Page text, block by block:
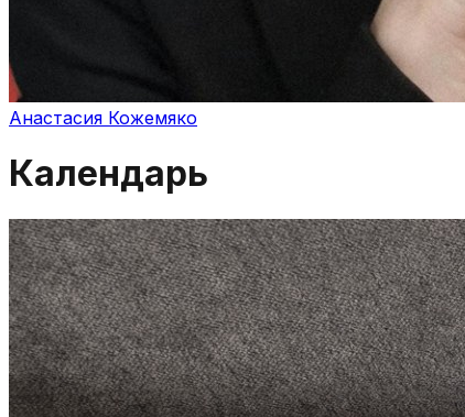
Анастасия Кожемяко
Календарь